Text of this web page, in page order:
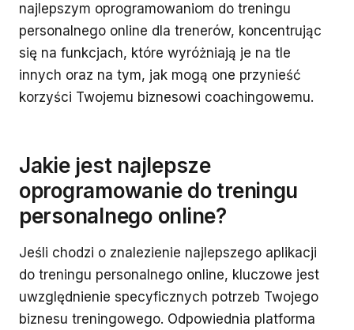
najlepszym oprogramowaniom do treningu
personalnego online dla trenerów, koncentrując
się na funkcjach, które wyróżniają je na tle
innych oraz na tym, jak mogą one przynieść
korzyści Twojemu biznesowi coachingowemu.
Jakie jest najlepsze
oprogramowanie do treningu
personalnego online?
Jeśli chodzi o znalezienie najlepszego aplikacji
do treningu personalnego online, kluczowe jest
uwzględnienie specyficznych potrzeb Twojego
biznesu treningowego. Odpowiednia platforma